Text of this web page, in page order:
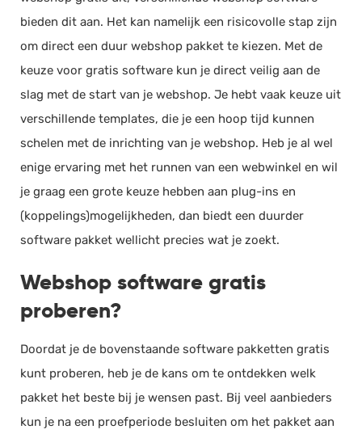
bieden dit aan. Het kan namelijk een risicovolle stap zijn
om direct een duur webshop pakket te kiezen. Met de
keuze voor gratis software kun je direct veilig aan de
slag met de start van je webshop. Je hebt vaak keuze uit
verschillende templates, die je een hoop tijd kunnen
schelen met de inrichting van je webshop. Heb je al wel
enige ervaring met het runnen van een webwinkel en wil
je graag een grote keuze hebben aan plug-ins en
(koppelings)mogelijkheden, dan biedt een duurder
software pakket wellicht precies wat je zoekt.
Webshop software gratis
proberen?
Doordat je de bovenstaande software pakketten gratis
kunt proberen, heb je de kans om te ontdekken welk
pakket het beste bij je wensen past. Bij veel aanbieders
kun je na een proefperiode besluiten om het pakket aan